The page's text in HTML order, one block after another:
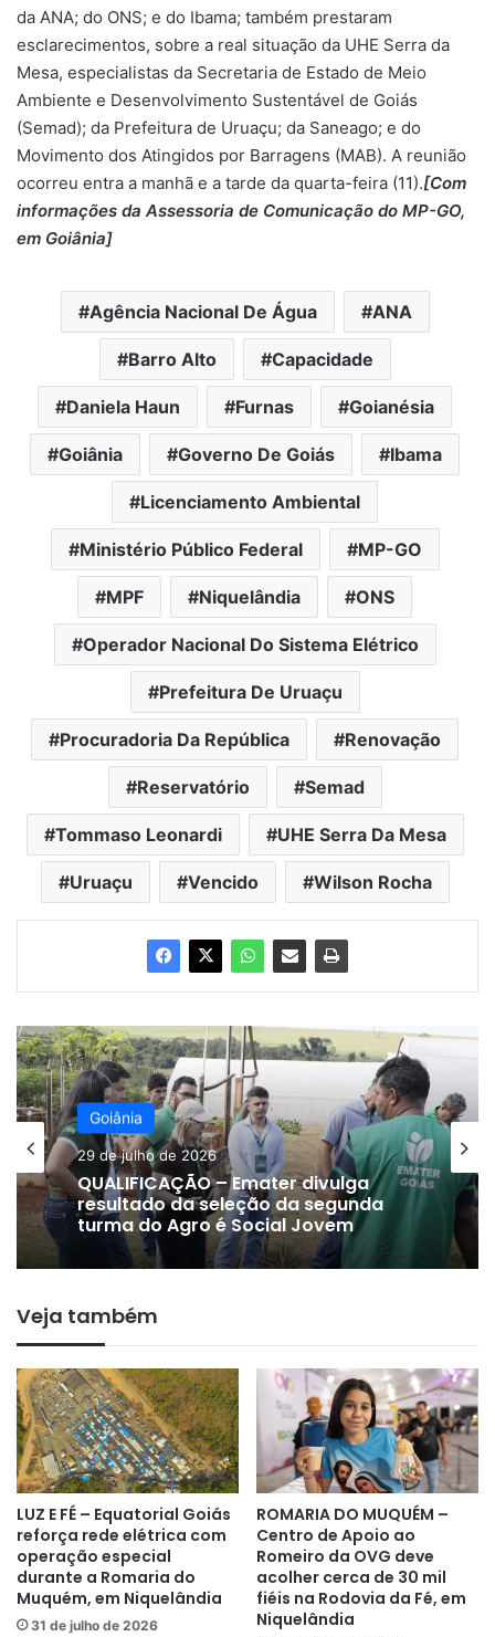
da ANA; do ONS; e do Ibama; também prestaram
esclarecimentos, sobre a real situação da UHE Serra da
Mesa, especialistas da Secretaria de Estado de Meio
Ambiente e Desenvolvimento Sustentável de Goiás
(Semad); da Prefeitura de Uruaçu; da Saneago; e do
Movimento dos Atingidos por Barragens (MAB). A reunião
ocorreu entra a manhã e a tarde da quarta-feira (11).[Com
informações da Assessoria de Comunicação do MP-GO,
em Goiânia]
Agência Nacional De Água ANA
Barro Alto Capacidade
Daniela Haun Furnas Goianésia
Goiânia Governo De Goiás Ibama
Licenciamento Ambiental
Ministério Público Federal MP-GO
MPF Niquelândia ONS
Operador Nacional Do Sistema Elétrico
Prefeitura De Uruaçu
Procuradoria Da República Renovação
Reservatório Semad
Tommaso Leonardi UHE Serra Da Mesa
Uruaçu Vencido Wilson Rocha
Goiânia
27 de julho de 2026
MAIS DE 6 MIL – Número de detentos
que trabalham no sistema prisional
de Goiás cresce 61,4%
Veja também
LUZ E FÉ – Equatorial Goiás
reforça rede elétrica com
operação especial
durante a Romaria do
Muquém, em Niquelândia
31 de julho de 2026
ROMARIA DO MUQUÉM –
Centro de Apoio ao
Romeiro da OVG deve
acolher cerca de 30 mil
fiéis na Rodovia da Fé, em
Niquelândia